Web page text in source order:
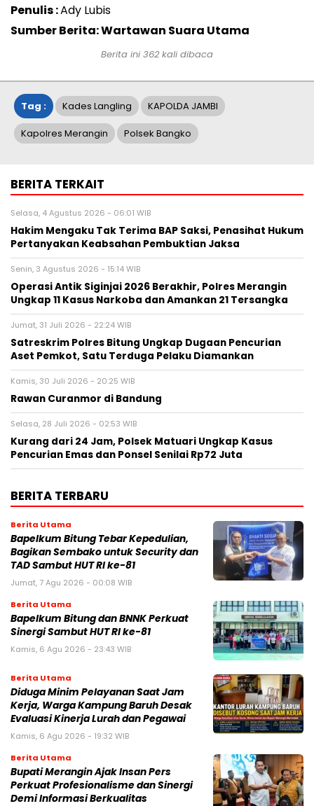
Penulis :Ady Lubis
Sumber Berita: Wartawan Suara Utama
Berita ini 362 kali dibaca
Tag : Kades Langling KAPOLDA JAMBI
Kapolres Merangin Polsek Bangko
BERITA TERKAIT
Selasa, 4 Agustus 2026 - 06:01 WIB
Hakim Mengaku Tak Terima BAP Saksi, Penasihat Hukum
Pertanyakan Keabsahan Pembuktian Jaksa
Senin, 3 Agustus 2026 - 15:14 WIB
Operasi Antik Siginjai 2026 Berakhir, Polres Merangin
Ungkap 11 Kasus Narkoba dan Amankan 21 Tersangka
Jumat, 31 Juli 2026 - 22:24 WIB
Satreskrim Polres Bitung Ungkap Dugaan Pencurian
Aset Pemkot, Satu Terduga Pelaku Diamankan
Kamis, 30 Juli 2026 - 20:25 WIB
Rawan Curanmor di Bandung
Selasa, 28 Juli 2026 - 02:53 WIB
Kurang dari 24 Jam, Polsek Matuari Ungkap Kasus
Pencurian Emas dan Ponsel Senilai Rp72 Juta
BERITA TERBARU
Berita Utama
Bapelkum Bitung Tebar Kepedulian,
Bagikan Sembako untuk Security dan
TAD Sambut HUT RI ke-81
Jumat, 7 Agu 2026 - 00:08 WIB
Berita Utama
Bapelkum Bitung dan BNNK Perkuat
Sinergi Sambut HUT RI ke-81
Kamis, 6 Agu 2026 - 23:43 WIB
Berita Utama
Diduga Minim Pelayanan Saat Jam
Kerja, Warga Kampung Baruh Desak
Evaluasi Kinerja Lurah dan Pegawai
Kamis, 6 Agu 2026 - 19:32 WIB
Berita Utama
Bupati Merangin Ajak Insan Pers
Perkuat Profesionalisme dan Sinergi
Demi Informasi Berkualitas